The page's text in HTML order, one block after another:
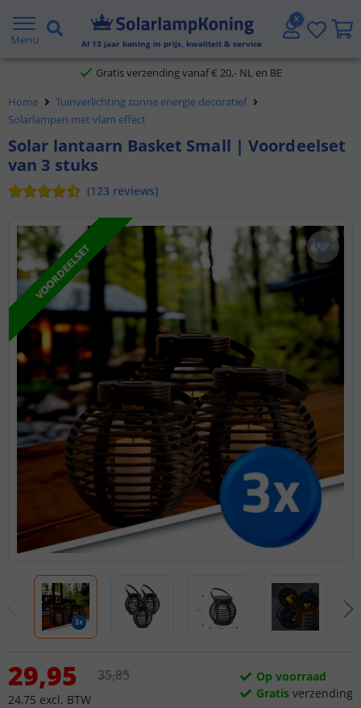
Menu Al 13 jaar koning in prijs, kwaliteit & service
Gratis verzending vanaf € 20,- NL en BE
Klantbeoordeling 9.1
Voor 23:45 uur besteld,
Home
Tuinverlichting zonne energie decoratief
Solarlampen met vlam effect
Solar lantaarn Basket Small | Voordeelset
van 3 stuks
(123 reviews)
VOORDEELSET
29,95
24,75 excl. BTW
35,85
Op voorraad
Gratis verzending